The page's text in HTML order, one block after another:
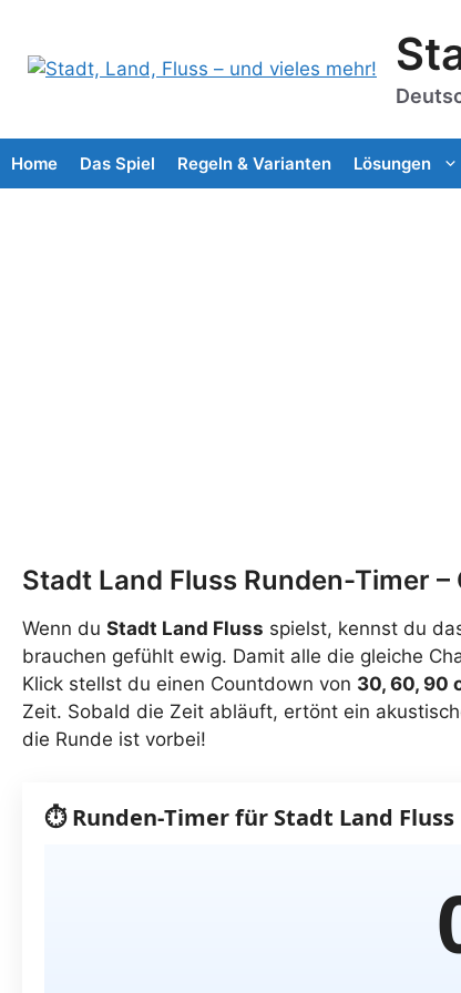
springen
Home Das Spiel Regeln & Varianten Lösungen
Stadt Land Fluss Runden-Timer
Wenn du Stadt Land Fluss spielst, kennst du
brauchen gefühlt ewig. Damit alle die gleiche
Klick stellst du einen Countdown von 30, 60, 90
Zeit. Sobald die Zeit abläuft, ertönt ein
die Runde ist vorbei!
⏱️ Runden‑Timer für Stadt Land Fluss